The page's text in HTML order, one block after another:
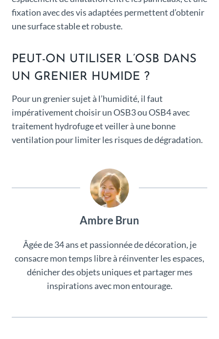
fixation avec des vis adaptées permettent d’obtenir
une surface stable et robuste.
PEUT-ON UTILISER L’OSB DANS
UN GRENIER HUMIDE ?
Pour un grenier sujet à l’humidité, il faut
impérativement choisir un OSB3 ou OSB4 avec
traitement hydrofuge et veiller à une bonne
ventilation pour limiter les risques de dégradation.
Ambre Brun
Âgée de 34 ans et passionnée de décoration, je
consacre mon temps libre à réinventer les espaces,
dénicher des objets uniques et partager mes
inspirations avec mon entourage.